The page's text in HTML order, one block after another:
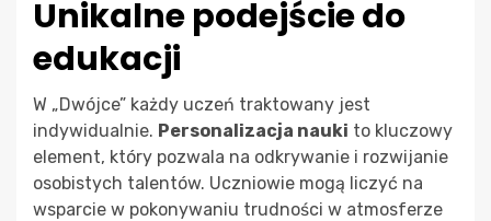
Unikalne podejście do
edukacji
W „Dwójce” każdy uczeń traktowany jest
indywidualnie. Personalizacja nauki to kluczowy
element, który pozwala na odkrywanie i rozwijanie
osobistych talentów. Uczniowie mogą liczyć na
wsparcie w pokonywaniu trudności w atmosferze